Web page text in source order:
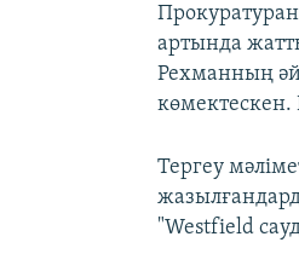
артында
Рехманның
Тергеу
"Westfield